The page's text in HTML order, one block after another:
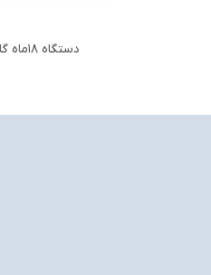
دستگاه 18ماه گارانتی دارد کارتن آن شامل گارانتی میباشد